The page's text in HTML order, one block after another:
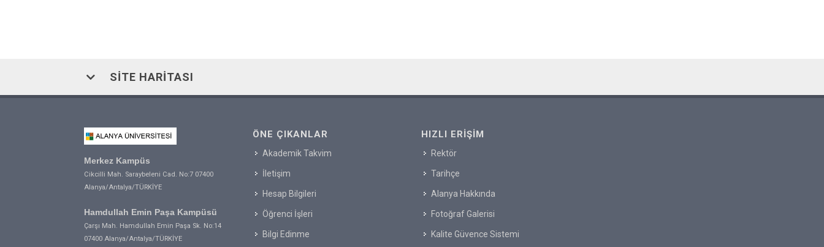
SITE HARITASI
Merkez Kampüs
Cikcilli Mah. Saraybeleni Cad. No:7 07400
Alanya/Antalya/TÜRKİYE
Hamdullah Emin Paşa Kampüsü
Çarşı Mah. Hamdullah Emin Paşa Sk. No:14
07400 Alanya/Antalya/TÜRKİYE
ÖNE ÇIKANLAR
Akademik Takvim
İletişim
Hesap Bilgileri
Öğrenci İşleri
Bilgi Edinme
HIZLI ERIŞIM
Rektör
Tarihçe
Alanya Hakkında
Fotoğraf Galerisi
Kalite Güvence Sistemi